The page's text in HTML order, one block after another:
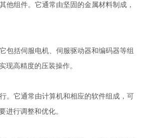
他组件。它通常由坚固的金属材料制成，
包括伺服电机、伺服驱动器和编码器等组
现高精度的压装操作。
。它通常由计算机和相应的软件组成，可
进行调整和优化。